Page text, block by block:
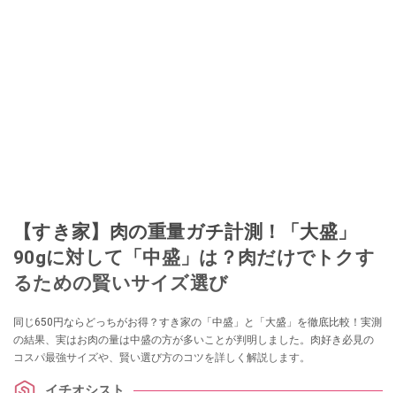
【すき家】肉の重量ガチ計測！「大盛」
90gに対して「中盛」は？肉だけでトクす
るための賢いサイズ選び
同じ650円ならどっちがお得？すき家の「中盛」と「大盛」を徹底比較！実測
の結果、実はお肉の量は中盛の方が多いことが判明しました。肉好き必見の
コスパ最強サイズや、賢い選び方のコツを詳しく解説します。